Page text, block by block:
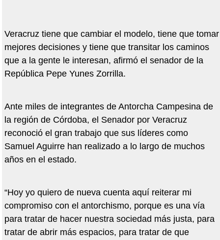
Veracruz tiene que cambiar el modelo, tiene que tomar
mejores decisiones y tiene que transitar los caminos
que a la gente le interesan, afirmó el senador de la
República Pepe Yunes Zorrilla.
Ante miles de integrantes de Antorcha Campesina de
la región de Córdoba, el Senador por Veracruz
reconoció el gran trabajo que sus líderes como
Samuel Aguirre han realizado a lo largo de muchos
años en el estado.
“Hoy yo quiero de nueva cuenta aquí reiterar mi
compromiso con el antorchismo, porque es una vía
para tratar de hacer nuestra sociedad más justa, para
tratar de abrir más espacios, para tratar de que